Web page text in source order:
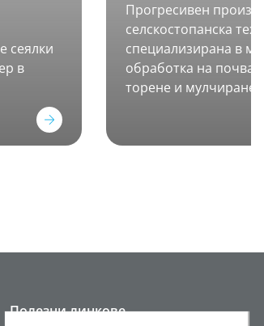
сеялки
в
Прогресивен
селскостопанска
специализирана в
обработка на
торене и мулчиране.
Полезни линкове